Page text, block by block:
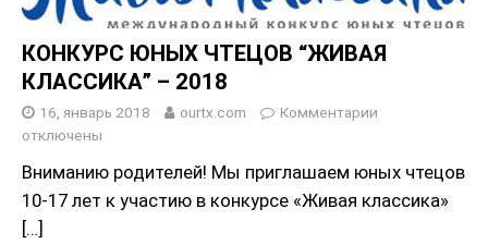
КОНКУРС ЮНЫХ ЧТЕЦОВ “ЖИВАЯ
КЛАССИКА” – 2018
16, январь 2018 ourtx.com
Комментарии
отключены
Вниманию родителей! Мы приглашаем юных чтецов
10-17 лет к участию в конкурсе «Живая классика»
[…]